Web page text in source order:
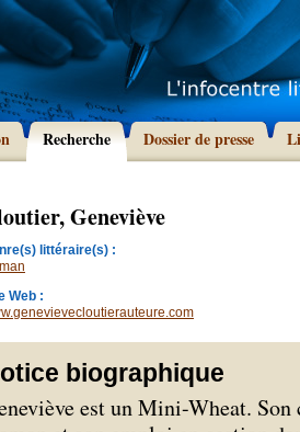
Recherche Dossier de presse
Geneviève
littéraire(s) :
Web :
biographique
est un Mini-Wheat.